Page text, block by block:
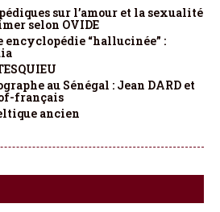
sur l’amour et la sexualité
selon OVIDE
encyclopédie “hallucinée” :
au Sénégal : Jean DARD et
français
ancien